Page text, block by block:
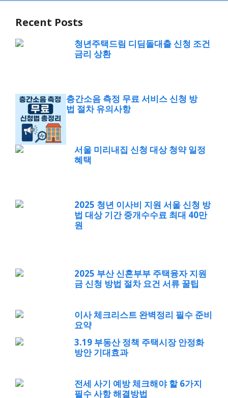
Recent Posts
청년주택드림 디딤돌대출 신청 조건
금리 상환
층간소음 측정 무료 서비스 신청 방
법 절차 유의사항
서울 미리내집 신청 대상 청약 일정
혜택
2025 청년 이사비 지원 서울 신청 방
법 대상 기간 중개수수료 최대 40만
원
2025 부산 신혼부부 주택융자 지원
금 신청 방법 절차 요건 서류 꿀팁
이사 체크리스트 완벽정리 필수 준비
요약
3.19 부동산 정책 주택시장 안정화
방안 기대효과
전세 사기 예방 체크해야 할 6가지
필수 사항 해결방법